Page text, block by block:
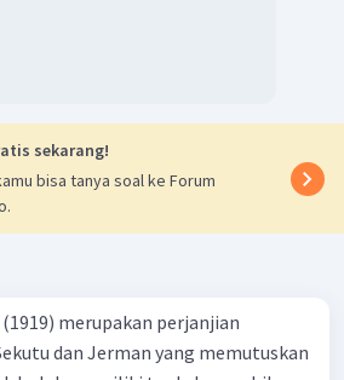
sekarang!
bisa tanya soal ke Forum
merupakan perjanjian
dan Jerman yang memutuskan